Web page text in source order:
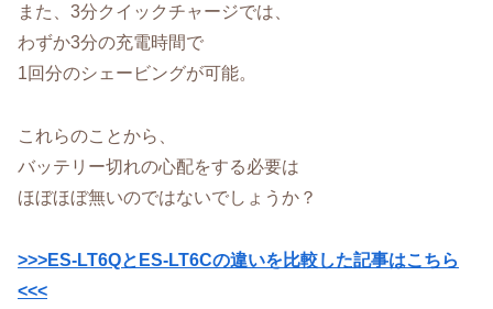
また、3分クイックチャージでは、
わずか3分の充電時間で
1回分のシェービングが可能。
これらのことから、
バッテリー切れの心配をする必要は
ほぼほぼ無いのではないでしょうか？
>>>ES-LT6QとES-LT6Cの違いを比較した記事はこちら
<<<